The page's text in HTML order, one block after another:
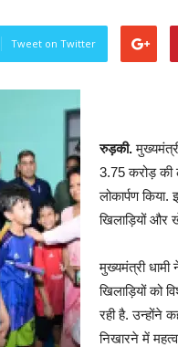
Tweet on Twitter
रुड़की.
3.75 करोड़ की
लोकार्पण
खिलाड़ियों और
मुख्यमंत्री
खिलाड़ियों को
रही है. उन्होंने
निखारने में